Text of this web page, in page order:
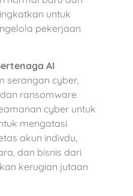
untuk
pekerjaan
AI
serangan cyber,
ransomware
cyber untuk
mengatasi
akun indivdu,
dan bisnis dari
kerugian jutaan